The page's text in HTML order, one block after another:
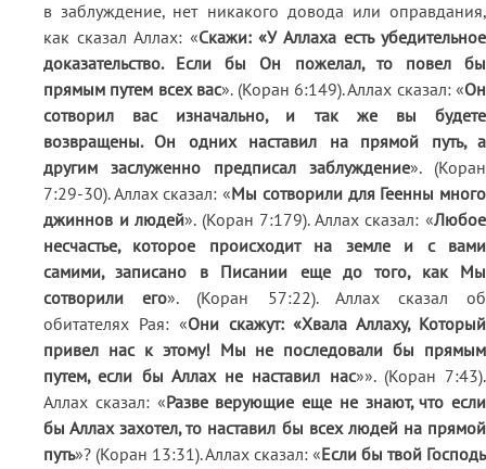
в заблуждение, нет никакого довода или оправдания,
как сказал Аллах: «Скажи: «У Аллаха есть убедительное
доказательство. Если бы Он пожелал, то повел бы
прямым путем всех вас». (Коран 6:149). Аллах сказал: «Он
сотворил вас изначально, и так же вы будете
возвращены. Он одних наставил на прямой путь, а
другим заслуженно предписал заблуждение». (Коран
7:29-30). Аллах сказал: «Мы сотворили для Геенны много
джиннов и людей». (Коран 7:179). Аллах сказал: «Любое
несчастье, которое происходит на земле и с вами
самими, записано в Писании еще до того, как Мы
сотворили его». (Коран 57:22). Аллах сказал об
обитателях Рая: «Они скажут: «Хвала Аллаху, Который
привел нас к этому! Мы не последовали бы прямым
путем, если бы Аллах не наставил нас»». (Коран 7:43).
Аллах сказал: «Разве верующие еще не знают, что если
бы Аллах захотел, то наставил бы всех людей на прямой
путь»? (Коран 13:31). Аллах сказал: «Если бы твой Господь